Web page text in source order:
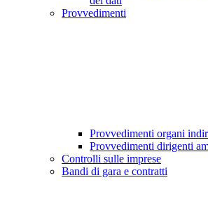
Provvedimenti
Provvedimenti organi
Provvedimenti dirigenti
Controlli sulle imprese
Bandi di gara e contratti